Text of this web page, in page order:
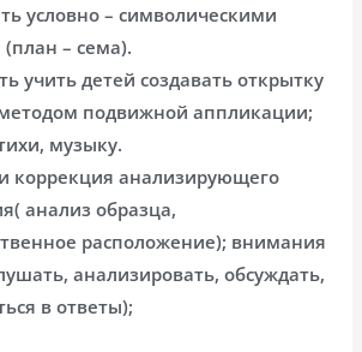
условно – символическими
– сема).
учить детей создавать открытку
методом подвижной аппликации;
музыку.
коррекция анализирующего
анализ образца,
расположение); внимания
анализировать, обсуждать,
в ответы);